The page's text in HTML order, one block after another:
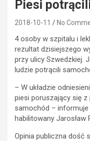
Piesi
2018-10-11 No
4 osoby w szpitalu i
rezultat dzisiejszego
przy ulicy Szwedzkiej.
ludzie potrącili
– W układzie
piesi poruszający się
samochód –
habilitowany Jarosław
Opinia publiczna dość